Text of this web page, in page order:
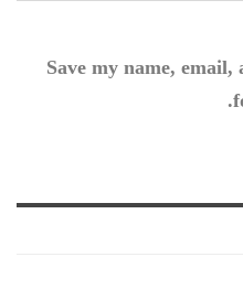
Save my name,